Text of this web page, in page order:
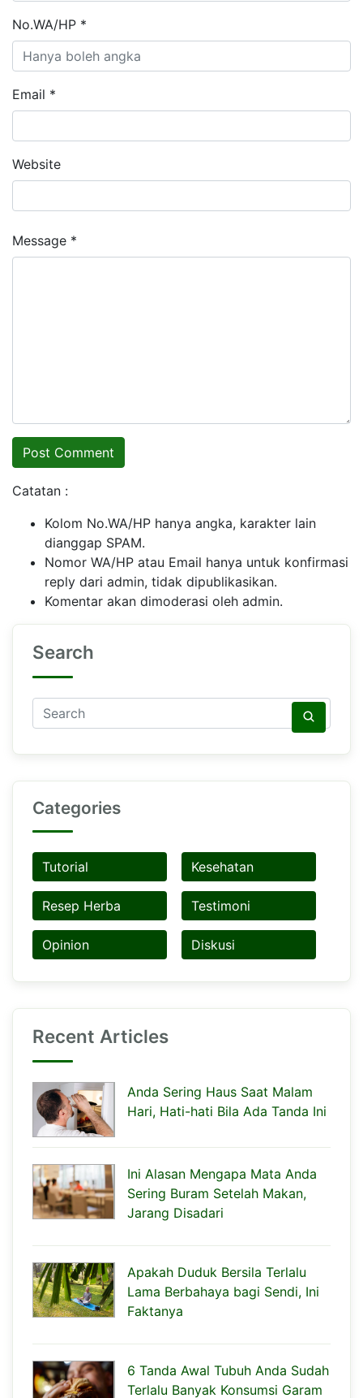
No.WA/HP *
Email *
Website
Message *
Catatan :
Kolom No.WA/HP hanya angka, karakter lain
dianggap SPAM.
Nomor WA/HP atau Email hanya untuk konfirmasi
reply dari admin, tidak dipublikasikan.
Komentar akan dimoderasi oleh admin.
Search
Categories
Tutorial Kesehatan
Resep Herba Testimoni
Opinion Diskusi
Recent Articles
Anda Sering Haus Saat Malam
Hari, Hati-hati Bila Ada Tanda Ini
Ini Alasan Mengapa Mata Anda
Sering Buram Setelah Makan,
Jarang Disadari
Apakah Duduk Bersila Terlalu
Lama Berbahaya bagi Sendi, Ini
Faktanya
6 Tanda Awal Tubuh Anda Sudah
Terlalu Banyak Konsumsi Garam